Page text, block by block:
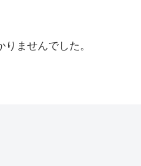
ませんでした。